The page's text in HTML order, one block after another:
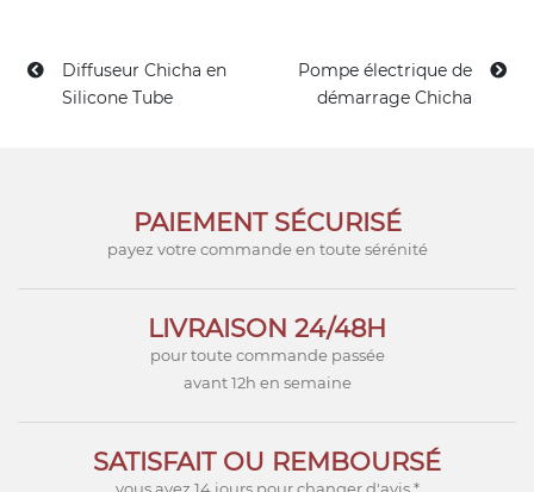
Diffuseur Chicha en
Silicone Tube
Pompe électrique de
démarrage Chicha
PAIEMENT SÉCURISÉ
payez votre commande en toute sérénité
LIVRAISON 24/48H
pour toute commande passée
avant 12h en semaine
SATISFAIT OU REMBOURSÉ